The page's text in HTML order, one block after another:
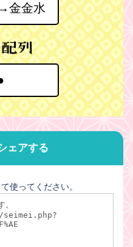
金金水
ェアする
使ってください。